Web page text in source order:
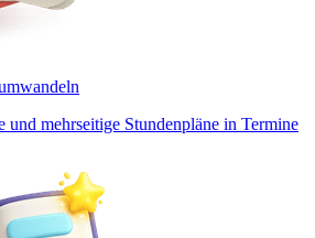
und mehrseitige Stundenpläne in Termine